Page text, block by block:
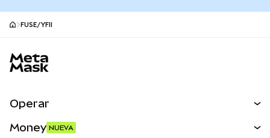
FUSE/YFII
Operar
Money NUEVA